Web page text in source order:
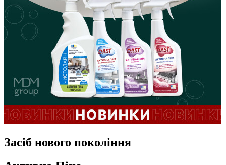
Засіб нового покоління